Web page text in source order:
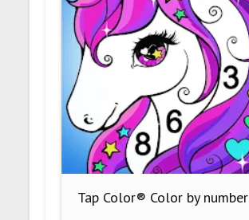
Tap Color® Color by number